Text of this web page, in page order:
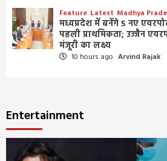
Feature Latest Madhya
मध्यप्रदेश में बनेंगे 5 नए
पहली प्राथमिकता; उज्जैन
मंजूरी का लक्ष्य
10 hours ago Arvind Rajak
Entertainment